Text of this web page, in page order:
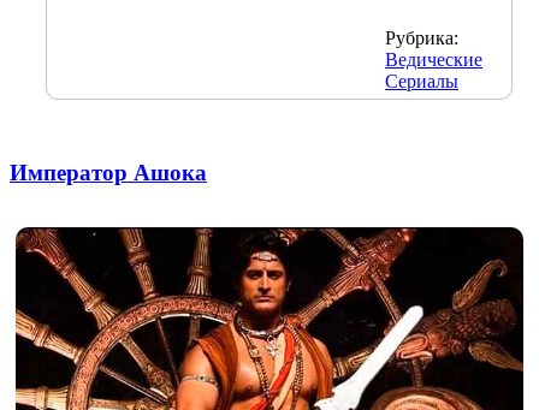
Рубрика:
Ведические
Сериалы
Император Ашока